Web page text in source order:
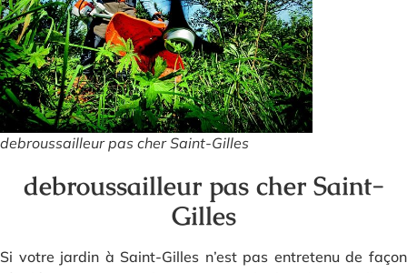
debroussailleur pas cher Saint-Gilles
debroussailleur pas cher Saint-
Gilles
Si votre jardin à Saint-Gilles n’est pas entretenu de façon